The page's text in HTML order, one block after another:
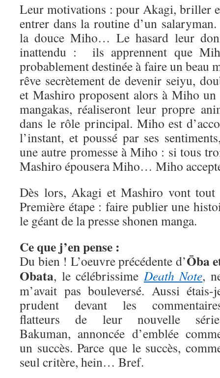
Leur motivations : pour Akagi, briller
entrer dans la routine d’un
la douce Miho… Le hasard leur
inattendu : ils apprennent que
probablement destinée à faire un beau
rêve secrètement de devenir seiyu,
et Mashiro proposent alors à Miho
mangakas, réaliseront leur propre
dans le rôle principal. Miho est
l’instant, et poussé par ses
une autre promesse à Miho : si tous
Mashiro épousera Miho… Miho
Dès lors, Akagi et Mashiro vont
Première étape : faire publier une
le géant de la presse shonen manga.
Ce que j’en pense :
Du bien ! L’oeuvre précédente d’Ōba
Obata, le célébrissimeDeath Note,
m’avait pas bouleversé. Aussi étais-
prudent devant les
flatteurs de leur nouvelle
Bakuman, annoncée d’emblée
un succès. Parce que le succès,
seul critère, hein… Bref.